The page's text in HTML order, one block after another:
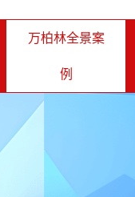
万柏林全景案
例